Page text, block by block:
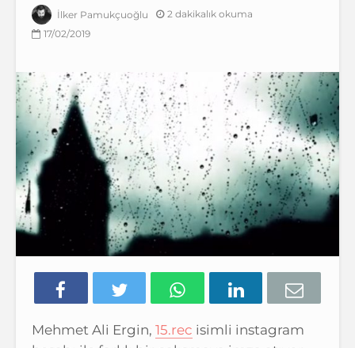
İlker Pamukçuoğlu
2 dakikalık okuma
17/02/2019
Mehmet Ali Ergin, 15.rec isimli instagram